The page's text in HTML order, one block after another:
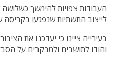
העבודות צפויות להימשך כשלושה
לייצוב התשתיות שנפגעו בקריסה
בעירייה ציינו כי יעדכנו את
והודו לתושבים ולמבקרים על